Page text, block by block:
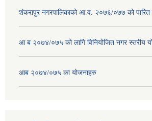
शंकरापुर नगरपालिकाको आ.व. २०७६/०७७ को पारित
आ ब २०७४/०७५ को लागि विनियोजित नगर स्तरीय
आब २०७४/०७५ का योजनाहरु